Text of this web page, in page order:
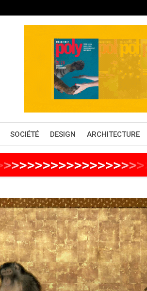
SOCIÉTÉ DESIGN ARCHITECTURE
>>>>>>>>>>>>>>>>>>>